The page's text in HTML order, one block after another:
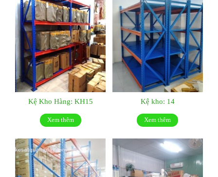
Kệ Kho Hàng: KH15
Xem thêm
Kệ kho: 14
Xem thêm